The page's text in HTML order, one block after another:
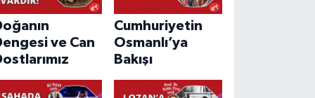
ve Can
Cumhuriyetin
Osmanlı’ya
Bakışı